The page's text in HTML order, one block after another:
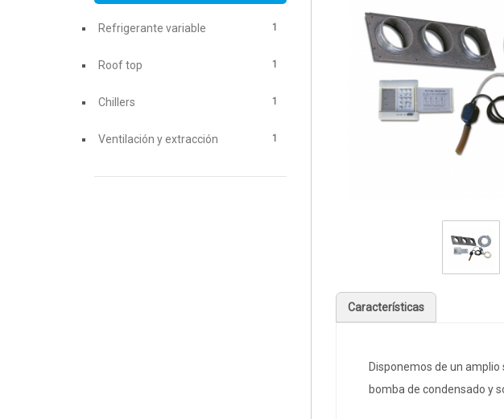
Características
Disponemos de un
bomba de condensado y
Refrigerante variable 1
Roof top 1
Chillers 1
Ventilación y extracción 1